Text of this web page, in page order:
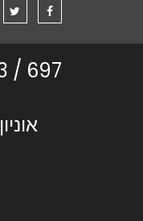
697 /
אוניון 5, אשדוד